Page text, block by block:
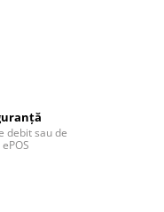
debit sau de